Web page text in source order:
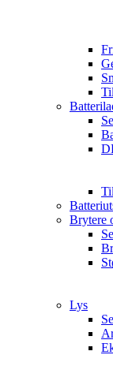
Brytere
Lys